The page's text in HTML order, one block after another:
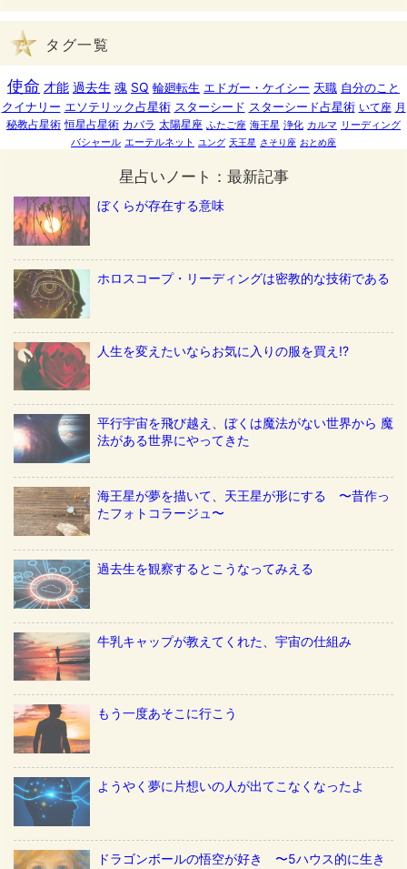
タグ一覧
使命 才能 過去生 魂 SQ 輪廻転生 エドガー・ケイシー 天職 自分のこと
クイナリー エソテリック占星術 スターシード スターシード占星術 いて座 月
秘教占星術 恒星占星術 カバラ 太陽星座 ふたご座 海王星 浄化 カルマ リーディング
バシャール エーテルネット ユング 天王星 さそり座 おとめ座
星占いノート：最新記事
ぼくらが存在する意味
ホロスコープ・リーディングは密教的な技術である
人生を変えたいならお気に入りの服を買え!?
平行宇宙を飛び越え、ぼくは魔法がない世界から 魔
法がある世界にやってきた
海王星が夢を描いて、天王星が形にする 〜昔作っ
たフォトコラージュ〜
過去生を観察するとこうなってみえる
牛乳キャップが教えてくれた、宇宙の仕組み
もう一度あそこに行こう
ようやく夢に片想いの人が出てこなくなったよ
ドラゴンボールの悟空が好き 〜5ハウス的に生き